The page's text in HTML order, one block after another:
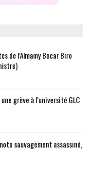
de l’Almamy Bocar Biro
grève à l’université GLC
sauvagement assassiné,